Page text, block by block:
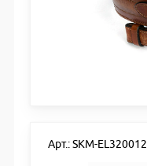
Арт.: SKM-EL320012